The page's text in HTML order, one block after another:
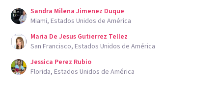
Sandra Milena Jimenez Duque
Miami, Estados Unidos de América
Maria De Jesus Gutierrez Tellez
San Francisco, Estados Unidos de América
Jessica Perez Rubio
Florida, Estados Unidos de América